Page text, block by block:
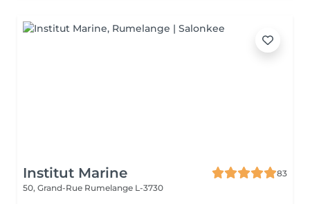
Institut Marine
83
50, Grand-Rue Rumelange L-3730